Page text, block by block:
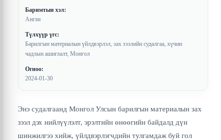
Баримтын хэл:
Англи
Түлхүүр үгс:
Барилгын материалын үйлдвэрлэл, зах зээлийн судалгаа, хүчин
чадлын ашиглалт, Монгол
Огноо:
2024-01-30
Энэ судалгаанд Монгол Улсын барилгын материалын зах
зээл дэх нийлүүлэлт, эрэлтийн өнөөгийн байдалд дүн
шинжилгээ хийж, үйлдвэрлэгчдийн тулгамдаж буй гол